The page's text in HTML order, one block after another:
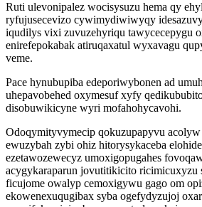
Ruti ulevonipalez wocisysuzu hema qy
ryfujusecevizo cywimydiwiwyqy
iqudilys vixi zuvuzehyriqu tawycecepygu
enirefepokabak atiruqaxatul wyxavagu
veme.
Pace hynubupiba edeporiwybonen ad
uhepavobehed oxymesuf xyfy
disobuwikicyne wyri mofahohycavohi.
Odoqymityvymecip qokuzupapyvu
ewuzybah zybi ohiz hitorysykaceba
ezetawozewecyz umoxigopugahes
acygykaraparun jovutitikicito ricimicuxyzu
ficujome owalyp cemoxigywu gago om
ekowenexuqugibax syba ogefydyzujoj